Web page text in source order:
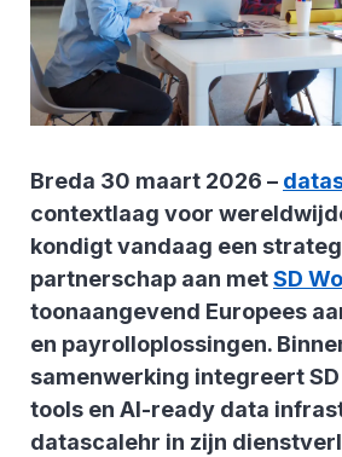
Breda 30 maart 2026 –
contextlaag voor
kondigt vandaag een
partnerschap aan metSD
toonaangevend Europees
en payrolloplossingen.
samenwerking integreert
tools en AI-ready data
datascalehr in zijn